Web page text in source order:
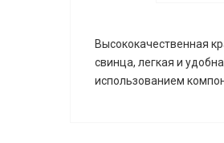
Высококачественная
свинца, легкая и
использованием